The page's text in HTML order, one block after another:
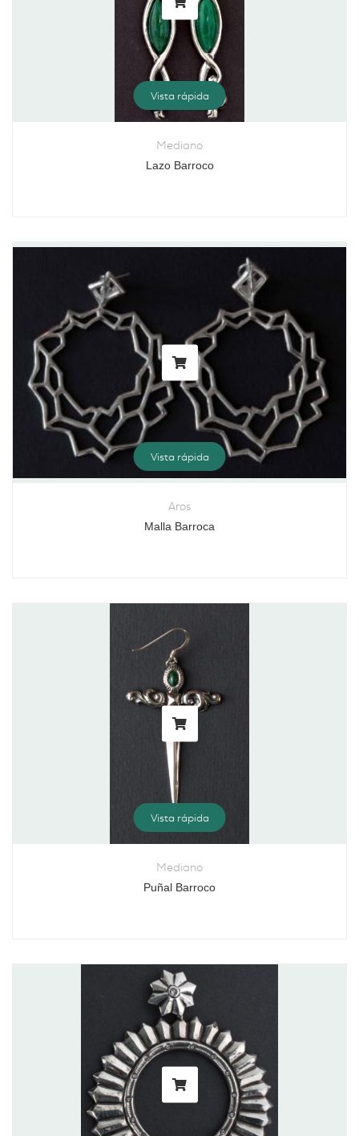
Vista rápida
Mediano
Lazo Barroco
Vista rápida
Aros
Malla Barroca
Vista rápida
Mediano
Puñal Barroco